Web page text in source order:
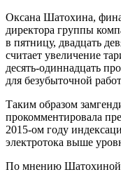
Оксана Шатохина,
директора группы
в пятницу, двадцать
считает увеличение
десять-одиннадцать
для безубыточной
Таким образом
прокомментировала
2015-ом году
электротока выше
По мнению Шатохиной,